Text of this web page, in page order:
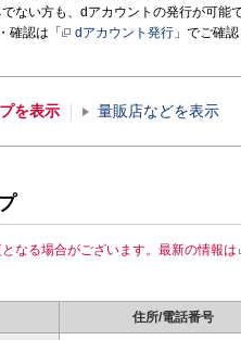
ない方も、dアカウントの発行が可能で
確認は「
dアカウント発行 」でご確認
を表示 量販店などを表示
なる場合がございます。最新の情報は
住所/電話番号